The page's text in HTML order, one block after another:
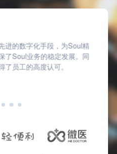
进的数字化手段，为Soul精
了Soul业务的稳定发展。同
员工的高度认可。